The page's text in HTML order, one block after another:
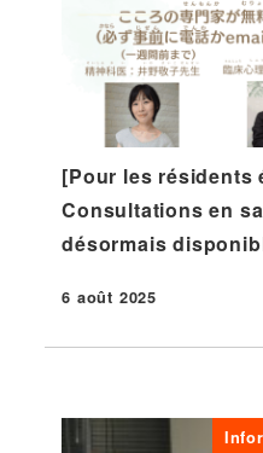
[Pour les résidents
Consultations en
désormais
Publié
6 août 2025